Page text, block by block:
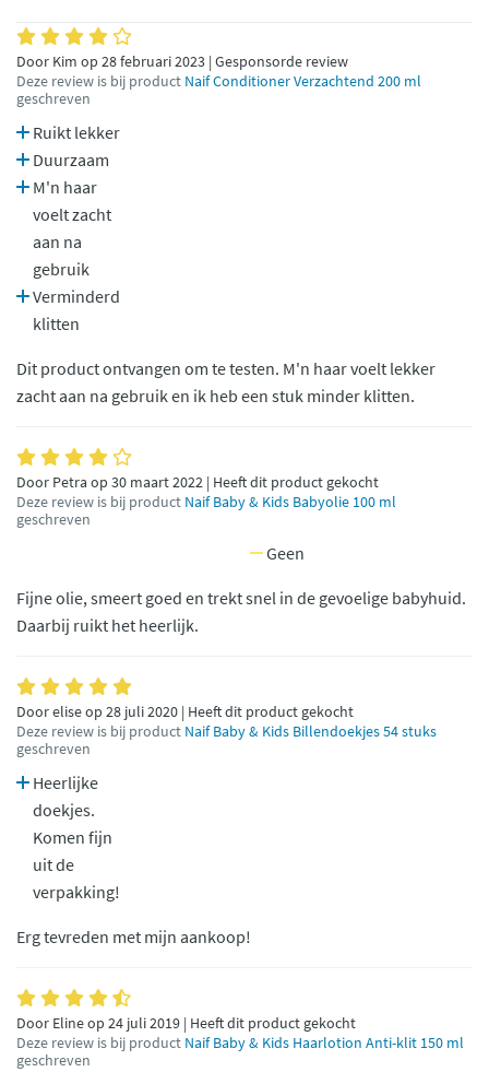
Door Kim op 28 februari 2023 | Gesponsorde review
Deze review is bij product Naif Conditioner Verzachtend 200 ml
geschreven
Ruikt lekker
Duurzaam
M'n haar
voelt zacht
aan na
gebruik
Verminderd
klitten
Dit product ontvangen om te testen. M'n haar voelt lekker
zacht aan na gebruik en ik heb een stuk minder klitten.
Door Petra op 30 maart 2022 | Heeft dit product gekocht
Deze review is bij product Naif Baby & Kids Babyolie 100 ml
geschreven
Geen
Fijne olie, smeert goed en trekt snel in de gevoelige babyhuid.
Daarbij ruikt het heerlijk.
Door elise op 28 juli 2020 | Heeft dit product gekocht
Deze review is bij product Naif Baby & Kids Billendoekjes 54 stuks
geschreven
Heerlijke
doekjes.
Komen fijn
uit de
verpakking!
Erg tevreden met mijn aankoop!
Door Eline op 24 juli 2019 | Heeft dit product gekocht
Deze review is bij product Naif Baby & Kids Haarlotion Anti-klit 150 ml
geschreven